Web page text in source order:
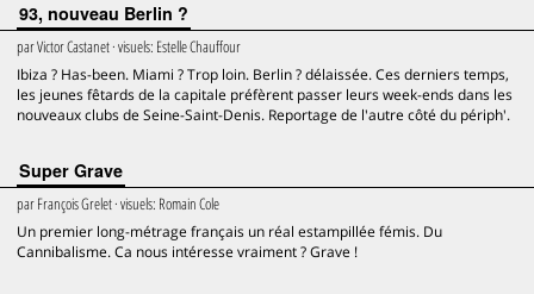
93, nouveau Berlin ?
parVictor Castanet· visuels: Estelle Chauffour
Ibiza ? Has-been. Miami ? Trop loin. Berlin ? délaissée. Ces derniers temps,
les jeunes fêtards de la capitale préfèrent passer leurs week-ends dans les
nouveaux clubs de Seine-Saint-Denis. Reportage de l'autre côté du périph'.
Super Grave
parFrançois Grelet· visuels: Romain Cole
Un premier long-métrage français un réal estampillée fémis. Du
Cannibalisme. Ca nous intéresse vraiment ? Grave !